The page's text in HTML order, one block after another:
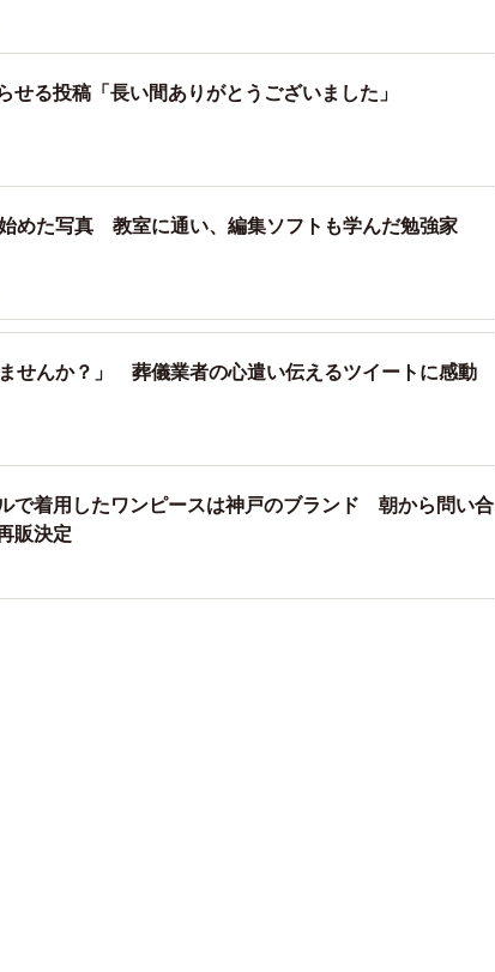
せる投稿「長い間ありがとうございました」
始めた写真 教室に通い、編集ソフトも学んだ勉強家
ませんか？」 葬儀業者の心遣い伝えるツイートに感動
で着用したワンピースは神戸のブランド 朝から問い合
販決定